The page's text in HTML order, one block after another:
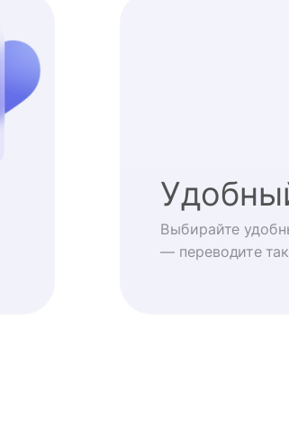
Выбирайте
— переводите